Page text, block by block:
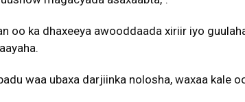
oo ka dhaxeeya awooddaada xiriir iyo
waa ubaxa darjiinka nolosha, waxaa kale